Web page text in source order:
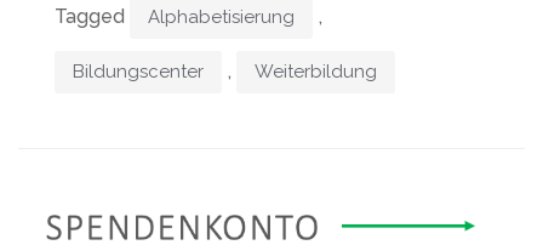
Tagged Alphabetisierung ,
Bildungscenter , Weiterbildung